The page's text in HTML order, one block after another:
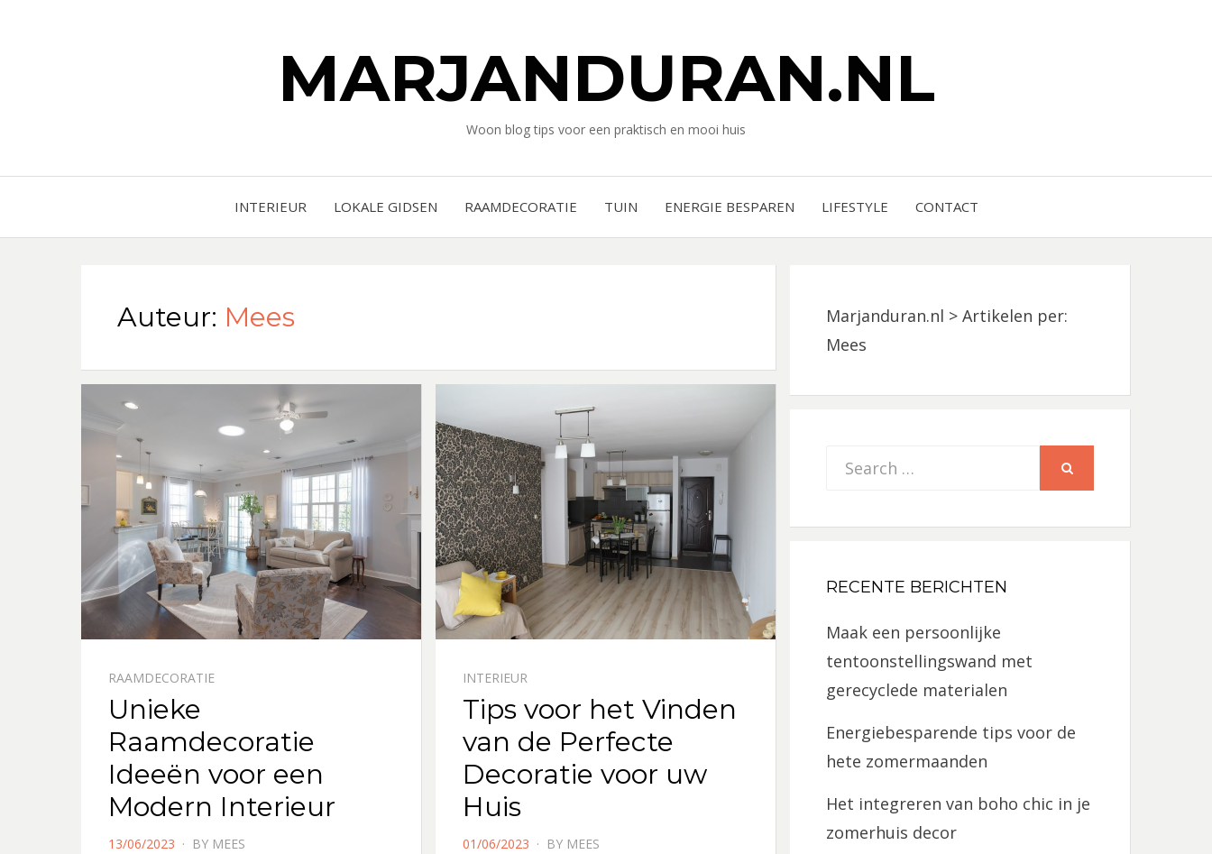
MARJANDURAN.NL
Woon blog tips voor een praktisch en mooi huis
INTERIEUR LOKALE GIDSEN RAAMDECORATIE TUIN ENERGIE BESPAREN LIFESTYLE CONTACT
Auteur: Mees
RAAMDECORATIE
Unieke
Raamdecoratie
Ideeën voor een
Modern Interieur
POSTED
13/06/2023 BY MEES
INTERIEUR
Tips voor het Vinden
van de Perfecte
Decoratie voor uw
Huis
POSTED
01/06/2023 BY MEES
Marjanduran.nl >Artikelen per:
Mees
Search
RECENTE BERICHTEN
Maak een persoonlijke
tentoonstellingswand met
gerecyclede materialen
Energiebesparende tips voor de
hete zomermaanden
Het integreren van boho chic in je
zomerhuis decor